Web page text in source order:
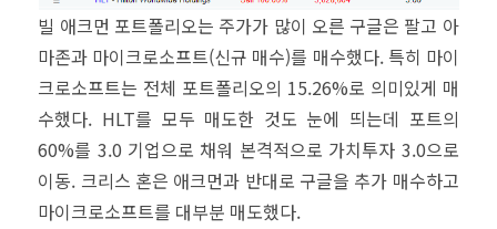
빌 애크먼 포트폴리오는 주가가 많이 오른 구글은 팔고 아
마존과 마이크로소프트(신규 매수)를 매수했다. 특히 마이
크로소프트는 전체 포트폴리오의 15.26%로 의미있게 매
수했다. HLT를 모두 매도한 것도 눈에 띄는데 포트의
60%를 3.0 기업으로 채워 본격적으로 가치투자 3.0으로
이동. 크리스 혼은 애크먼과 반대로 구글을 추가 매수하고
마이크로소프트를 대부분 매도했다.